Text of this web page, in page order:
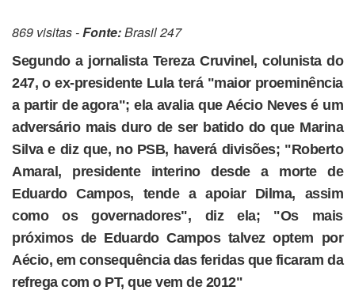
869 visitas -Fonte:Brasil 247
Segundo a jornalista Tereza Cruvinel, colunista do
247, o ex-presidente Lula terá "maior proeminência
a partir de agora"; ela avalia que Aécio Neves é um
adversário mais duro de ser batido do que Marina
Silva e diz que, no PSB, haverá divisões; "Roberto
Amaral, presidente interino desde a morte de
Eduardo Campos, tende a apoiar Dilma, assim
como os governadores", diz ela; "Os mais
próximos de Eduardo Campos talvez optem por
Aécio, em consequência das feridas que ficaram da
refrega com o PT, que vem de 2012"